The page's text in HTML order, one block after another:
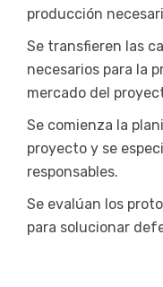
producción
Se transfieren las
necesarios para la
mercado del
Se comienza la
proyecto y se
responsables.
Se evalúan los
para solucionar